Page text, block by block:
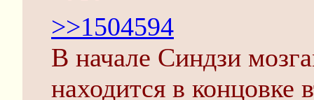
>>1504594
В начале Синдзи
находится в концовке